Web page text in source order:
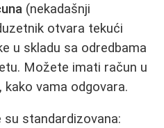
(nekadašnji
otvara tekući
u skladu sa odredbama
Možete imati račun u
kako vama odgovara.
standardizovana: